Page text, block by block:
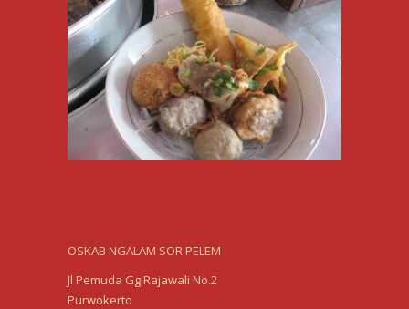
OSKAB NGALAM SOR PELEM
Jl Pemuda Gg Rajawali No.2
Purwokerto